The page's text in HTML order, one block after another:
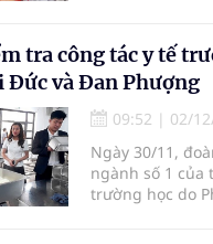
khỏe tinh thần
tra công tác y tế
Đức và Đan Phượng
09:52 | 02/
Ngày 30/11,
ngành số 1 của
trường học do